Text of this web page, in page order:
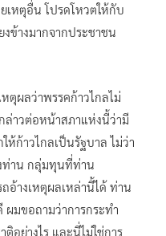
เหตุอื่น โปรดโหวตให้กับ
ข้างมากจากประชาชน
ตุผลว่าพรรคก้าวไกลไม่
ล่าวต่อหน้าสภาแห่งนี้ว่ามี
ห้ก้าวไกลเป็นรัฐบาล ไม่ว่า
ท่าน กลุ่มทุนที่ท่าน
อ้างเหตุผลเหล่านี้ได้ ท่าน
ผมขอถามว่าการกระทำ
ย่างไร และนี่ไม่ใช่การ